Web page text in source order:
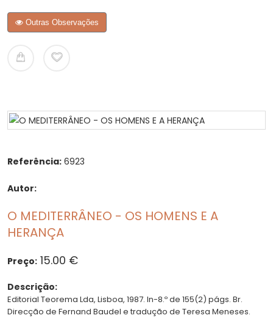
Outras Observações
Referência: 6923
Autor:
O MEDITERRÂNEO - OS HOMENS E A
HERANÇA
Preço: 15.00 €
Descrição:
Editorial Teorema Lda, Lisboa, 1987. In-8.º de 155(2) págs. Br.
Direcção de Fernand Baudel e tradução de Teresa Meneses.